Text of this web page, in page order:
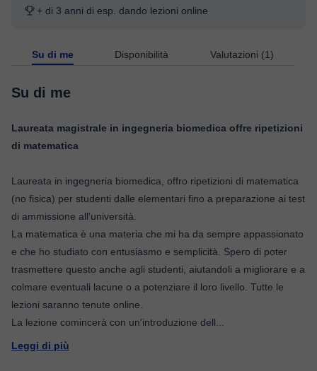
+ di 3 anni di esp. dando lezioni online
Su di me Disponibilità Valutazioni (1)
Su di me
Laureata magistrale in ingegneria biomedica offre ripetizioni
di matematica
Laureata in ingegneria biomedica, offro ripetizioni di matematica
(no fisica) per studenti dalle elementari fino a preparazione ai test
di ammissione all'università.
La matematica è una materia che mi ha da sempre appassionato
e che ho studiato con entusiasmo e semplicità. Spero di poter
trasmettere questo anche agli studenti, aiutandoli a migliorare e a
colmare eventuali lacune o a potenziare il loro livello. Tutte le
lezioni saranno tenute online.
La lezione comincerà con un'introduzione dell
Leggi di più